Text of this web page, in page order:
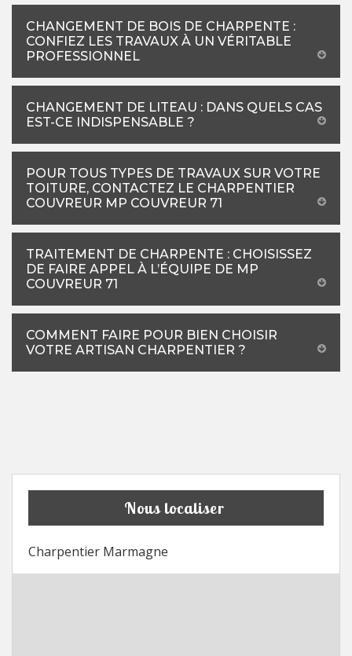
CHANGEMENT DE BOIS DE CHARPENTE :
CONFIEZ LES TRAVAUX À UN VÉRITABLE
PROFESSIONNEL
CHANGEMENT DE LITEAU : DANS QUELS CAS
EST-CE INDISPENSABLE ?
POUR TOUS TYPES DE TRAVAUX SUR VOTRE
TOITURE, CONTACTEZ LE CHARPENTIER
COUVREUR MP COUVREUR 71
TRAITEMENT DE CHARPENTE : CHOISISSEZ
DE FAIRE APPEL À L’ÉQUIPE DE MP
COUVREUR 71
COMMENT FAIRE POUR BIEN CHOISIR
VOTRE ARTISAN CHARPENTIER ?
Nous localiser
Charpentier Marmagne